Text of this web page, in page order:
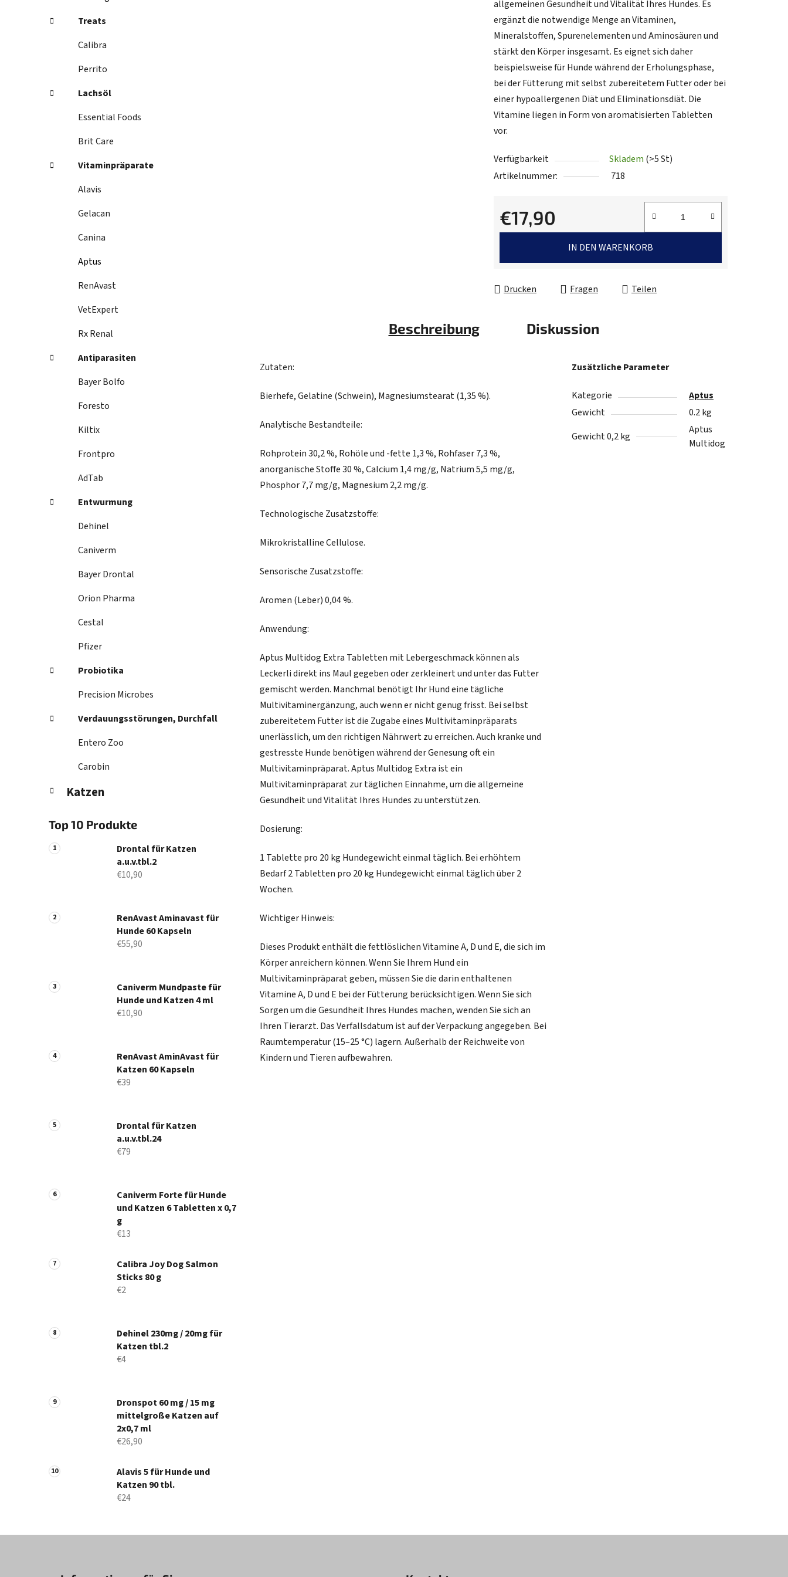
t
Treats
Calibra
Perrito
Lachsöl
Essential Foods
Brit Care
Vitaminpräparate
Alavis
Gelacan
Canina
Aptus
RenAvast
VetExpert
Rx Renal
Antiparasiten
Bayer Bolfo
Foresto
Kiltix
Frontpro
AdTab
Entwurmung
Dehinel
Caniverm
Bayer Drontal
Orion Pharma
Cestal
Pfizer
Probiotika
Precision Microbes
Verdauungsstörungen, Durchfall
Entero Zoo
Carobin
Katzen
Top 10 Produkte
Drontal für Katzen
a.u.v.tbl.2
€10,90
RenAvast Aminavast für
Hunde 60 Kapseln
€55,90
Caniverm Mundpaste für
Hunde und Katzen 4 ml
€10,90
RenAvast AminAvast für
Katzen 60 Kapseln
€39
Drontal für Katzen
a.u.v.tbl.24
€79
Caniverm Forte für Hunde
und Katzen 6 Tabletten x 0,7
g
€13
Calibra Joy Dog Salmon
Sticks 80 g
€2
Dehinel 230mg / 20mg für
Katzen tbl.2
€4
Dronspot 60 mg / 15 mg
mittelgroße Katzen auf
2x0,7 ml
€26,90
Alavis 5 für Hunde und
Katzen 90 tbl.
€24
von
5
Sternen.
allgemeinen Gesundheit und Vitalität Ihres Hundes. Es
ergänzt die notwendige Menge an Vitaminen,
Mineralstoffen, Spurenelementen und Aminosäuren und
stärkt den Körper insgesamt. Es eignet sich daher
beispielsweise für Hunde während der Erholungsphase,
bei der Fütterung mit selbst zubereitetem Futter oder bei
einer hypoallergenen Diät und Eliminationsdiät. Die
Vitamine liegen in Form von aromatisierten Tabletten
vor.
Verfügbarkeit Skladem (>5 St)
Artikelnummer:
718
€17,90
Verkaufspreis:
IN DEN WARENKORB
Drucken Fragen Teilen
Beschreibung Diskussion
Zutaten:
Bierhefe, Gelatine (Schwein), Magnesiumstearat (1,35 %).
Analytische Bestandteile:
Rohprotein 30,2 %, Rohöle und -fette 1,3 %, Rohfaser 7,3 %,
anorganische Stoffe 30 %, Calcium 1,4 mg/g, Natrium 5,5 mg/g,
Phosphor 7,7 mg/g, Magnesium 2,2 mg/g.
Technologische Zusatzstoffe:
Mikrokristalline Cellulose.
Sensorische Zusatzstoffe:
Aromen (Leber) 0,04 %.
Anwendung:
Aptus Multidog Extra Tabletten mit Lebergeschmack können als
Leckerli direkt ins Maul gegeben oder zerkleinert und unter das Futter
gemischt werden. Manchmal benötigt Ihr Hund eine tägliche
Multivitaminergänzung, auch wenn er nicht genug frisst. Bei selbst
zubereitetem Futter ist die Zugabe eines Multivitaminpräparats
unerlässlich, um den richtigen Nährwert zu erreichen. Auch kranke und
gestresste Hunde benötigen während der Genesung oft ein
Multivitaminpräparat. Aptus Multidog Extra ist ein
Multivitaminpräparat zur täglichen Einnahme, um die allgemeine
Gesundheit und Vitalität Ihres Hundes zu unterstützen.
Dosierung:
1 Tablette pro 20 kg Hundegewicht einmal täglich. Bei erhöhtem
Bedarf 2 Tabletten pro 20 kg Hundegewicht einmal täglich über 2
Wochen.
Wichtiger Hinweis:
Dieses Produkt enthält die fettlöslichen Vitamine A, D und E, die sich im
Körper anreichern können. Wenn Sie Ihrem Hund ein
Multivitaminpräparat geben, müssen Sie die darin enthaltenen
Vitamine A, D und E bei der Fütterung berücksichtigen. Wenn Sie sich
Sorgen um die Gesundheit Ihres Hundes machen, wenden Sie sich an
Ihren Tierarzt. Das Verfallsdatum ist auf der Verpackung angegeben. Bei
Raumtemperatur (15–25 °C) lagern. Außerhalb der Reichweite von
Kindern und Tieren aufbewahren.
Zusätzliche Parameter
Kategorie
Aptus
Gewicht
0.2 kg
Gewicht 0,2 kg
Aptus
Multidog